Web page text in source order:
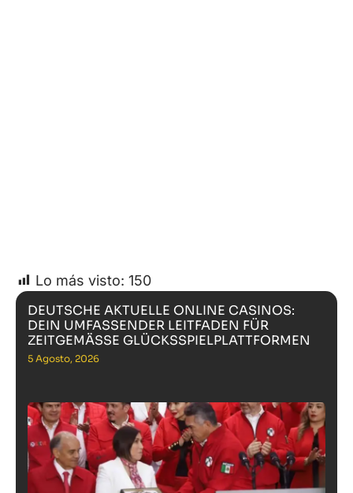
Lo más visto: 150
DEUTSCHE AKTUELLE ONLINE CASINOS:
DEIN UMFASSENDER LEITFADEN FÜR
ZEITGEMÄSSE GLÜCKSSPIELPLATTFORMEN
5 Agosto, 2026